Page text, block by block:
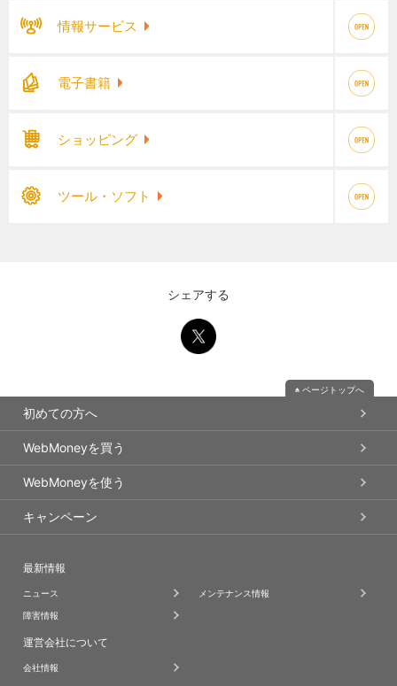
情報サービス
電子書籍
ショッピング
ツール・ソフト
シェアする
ページトップへ
初めての方へ
WebMoneyを買う
WebMoneyを使う
キャンペーン
最新情報
ニュース メンテナンス情報
障害情報
運営会社について
会社情報